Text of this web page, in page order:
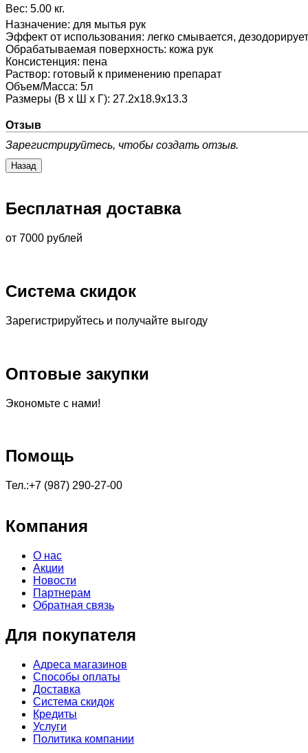
Вес: 5.00 кг.
Назначение: для мытья рук
Эффект от использования: легко смывается,
Обрабатываемая поверхность: кожа рук
Консистенция: пена
Раствор: готовый к применению препарат
Объем/Масса: 5л
Размеры (В х Ш х Г): 27.2x18.9x13.3
Отзыв
Зарегистрируйтесь, чтобы создать отзыв.
Бесплатная доставка
от 7000 рублей
Система скидок
Зарегистрируйтесь и получайте выгоду
Оптовые закупки
Экономьте с нами!
Помощь
Тел.:+7 (987) 290-27-00
Компания
О нас
Акции
Новости
Партнерам
Обратная связь
Для покупателя
Адреса магазинов
Способы оплаты
Доставка
Система скидок
Кредиты
Услуги
Политика компании